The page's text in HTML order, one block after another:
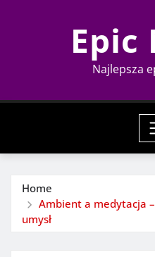
Epic
Najlepsza
Home
Ambient a medytacja
umysł